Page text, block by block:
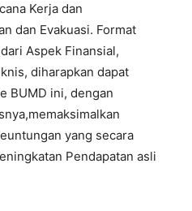
Kerja dan
dan Evakuasi. Format
Aspek Finansial,
diharapkan dapat
BUMD ini, dengan
yang secara
Pendapatan asli